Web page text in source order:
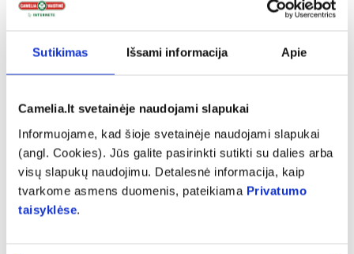
Sutikimas Išsami informacija Apie
Camelia.lt svetainėje naudojami slapukai
Informuojame, kad šioje svetainėje naudojami slapukai
(angl. Cookies). Jūs galite pasirinkti sutikti su dalies arba
visų slapukų naudojimu. Detalesnė informacija, kaip
tvarkome asmens duomenis, pateikiama Privatumo
taisyklėse.
Sudedamosios dalys expand_more